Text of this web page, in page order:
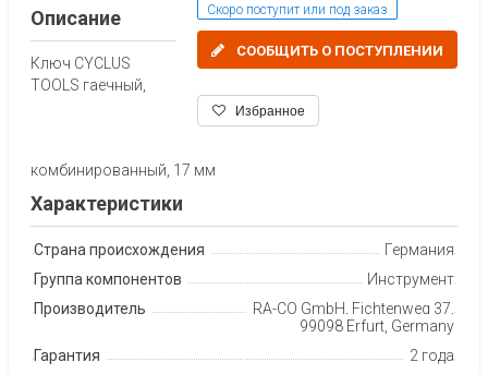
Скоро поступит или под заказ
СООБЩИТЬ О ПОСТУПЛЕНИИ
Избранное
Описание
Ключ CYCLUS
TOOLS гаечный,
комбинированный, 17 мм
Характеристики
Страна происхождения
Германия
Группа компонентов
Инструмент
Производитель
RA-CO GmbH, Fichtenweg 37,
99098 Erfurt, Germany
Гарантия
2 года